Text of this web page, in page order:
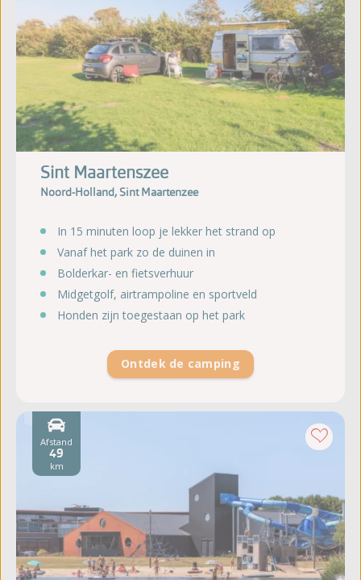
Afstand
49
km
Sint Maartenszee
Noord-Holland, Sint Maartenzee
In 15 minuten loop je lekker het strand op
Vanaf het park zo de duinen in
Bolderkar- en fietsverhuur
Midgetgolf, airtrampoline en sportveld
Honden zijn toegestaan op het park
Ontdek de camping